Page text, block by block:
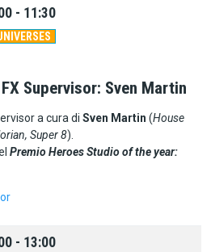
- 11:30
Supervisor: Sven Martin
a cura diSven Martin (House
Super 8).
Premio Heroes Studio of the year:
- 13:00